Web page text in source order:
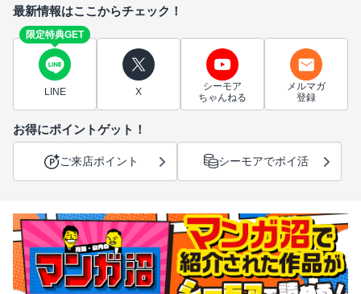
最新情報はここからチェック！
限定特典GET
LINE X
シーモア
ちゃんねる
メルマガ
登録
お得にポイントゲット！
ご来店ポイント シーモアでポイ活